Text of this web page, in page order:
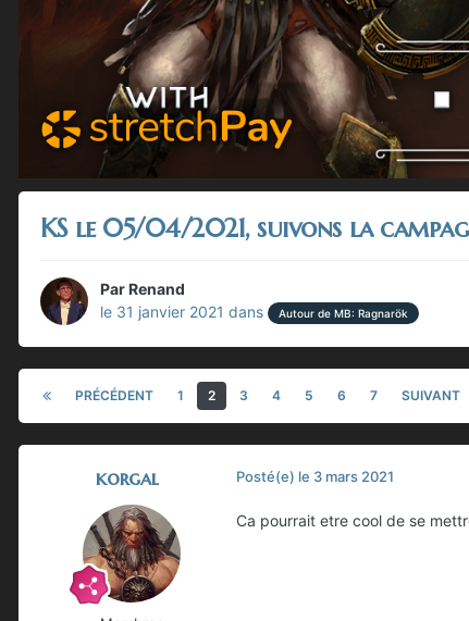
KS le 05/04/2021, suivons la
ParRenand
le 31 janvier 2021 dans Autour de MB: Ragnarök
PRÉCÉDENT 1 2 3 4 5 6 7 SUIVANT
korgal Posté(e) le 3 mars 2021
Ca pourrait etre cool de se